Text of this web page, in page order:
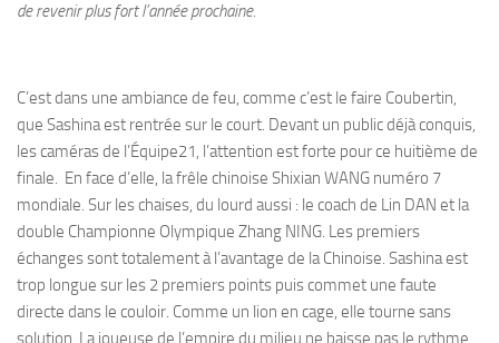
de revenir plus fort l’année prochaine.
C’est dans une ambiance de feu, comme c’est le faire Coubertin,
que Sashina est rentrée sur le court. Devant un public déjà conquis,
les caméras de l’Équipe21, l’attention est forte pour ce huitième de
finale. En face d’elle, la frêle chinoise Shixian WANG numéro 7
mondiale. Sur les chaises, du lourd aussi : le coach de Lin DAN et la
double Championne Olympique Zhang NING. Les premiers
échanges sont totalement à l’avantage de la Chinoise. Sashina est
trop longue sur les 2 premiers points puis commet une faute
directe dans le couloir. Comme un lion en cage, elle tourne sans
solution. La joueuse de l’empire du milieu ne baisse pas le rythme.